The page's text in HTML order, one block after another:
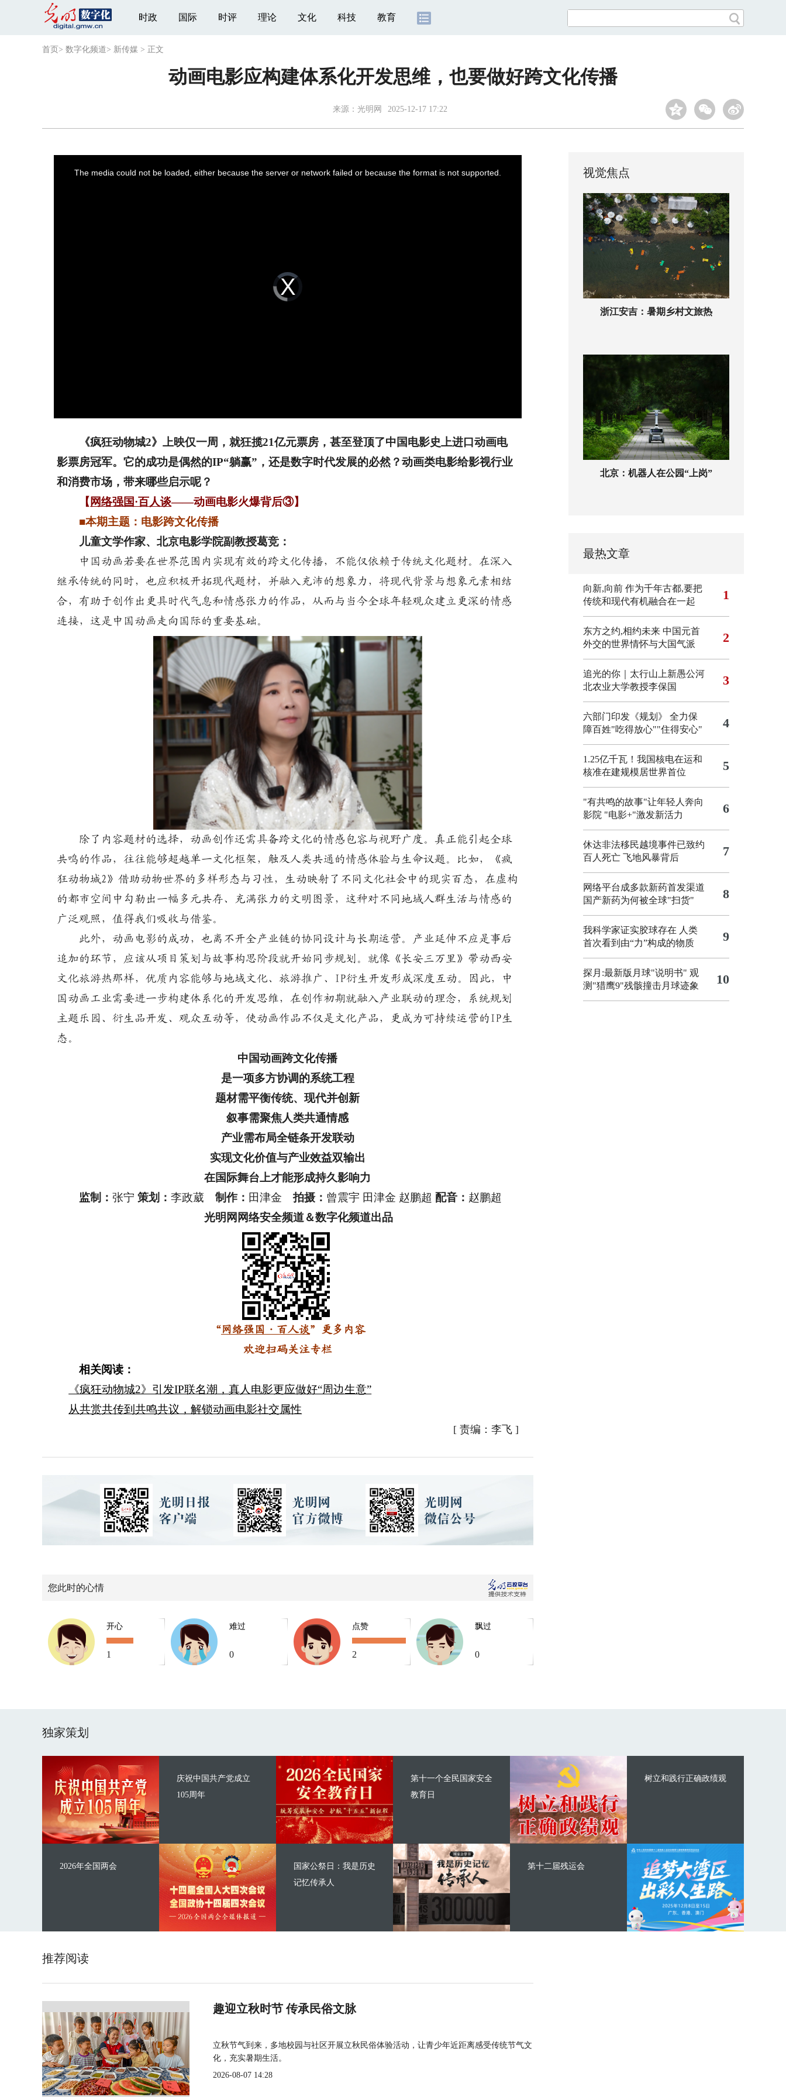
时政 国际 时评 理论 文化 科技 教育
首页 > 数字化频道> 新传媒 > 正文
动画电影应构建体系化开发思维，也要做好跨文化传播
来源： 光明网 2025-12-17 17:22
Video
Player
is
loading.
The media could not be loaded, either because the server or network failed or because the format is not supported.
《疯狂动物城2》上映仅一周，就狂揽21亿元票房，甚至登顶了中国电影史上进口动画电
影票房冠军。它的成功是偶然的IP“躺赢”，还是数字时代发展的必然？动画类电影给影视行业
和消费市场，带来哪些启示呢？
【 网络强国·百人谈——动画电影火爆背后③】
■本期主题：电影跨文化传播
儿童文学作家、北京电影学院副教授葛竞：
中国动画若要在世界范围内实现有效的跨文化传播，不能仅依赖于传统文化题材。在深入
继承传统的同时，也应积极开拓现代题材，并融入充沛的想象力，将现代背景与想象元素相结
合，有助于创作出更具时代气息和情感张力的作品，从而与当今全球年轻观众建立更深的情感
连接，这是中国动画走向国际的重要基础。
除了内容题材的选择，动画创作还需具备跨文化的情感包容与视野广度。真正能引起全球
共鸣的作品，往往能够超越单一文化框架，触及人类共通的情感体验与生命议题。比如，《疯
狂动物城2》借助动物世界的多样形态与习性，生动映射了不同文化社会中的现实百态，在虚构
的都市空间中勾勒出一幅多元共存、充满张力的文明图景，这种对不同地域人群生活与情感的
广泛观照，值得我们吸收与借鉴。
此外，动画电影的成功，也离不开全产业链的协同设计与长期运营。产业延伸不应是事后
追加的环节，应该从项目策划与故事构思阶段就开始同步规划。就像《长安三万里》带动西安
文化旅游热那样，优质内容能够与地域文化、旅游推广、IP衍生开发形成深度互动。因此，中
国动画工业需要进一步构建体系化的开发思维，在创作初期就融入产业联动的理念，系统规划
主题乐园、衍生品开发、观众互动等，使动画作品不仅是文化产品，更成为可持续运营的IP生
态。
中国动画跨文化传播
是一项多方协调的系统工程
题材需平衡传统、现代并创新
叙事需聚焦人类共通情感
产业需布局全链条开发联动
实现文化价值与产业效益双输出
在国际舞台上才能形成持久影响力
监制：张宁策划：李政葳制作： 田津金拍摄： 曾震宇 田津金 赵鹏超 配音： 赵鹏超
光明网网络安全频道＆数字化频道出品
“网络强国·百人谈”更多内容
欢迎扫码关注专栏
相关阅读：
《疯狂动物城2》引发IP联名潮，真人电影更应做好“周边生意”
从共赏共传到共鸣共议，解锁动画电影社交属性
[ 责编：李飞 ]
您此时的心情
开心
1
难过
0
点赞
2
飘过
0
视觉焦点
浙江安吉：暑期乡村文旅热
北京：机器人在公园“上岗”
最热文章
向新,向前 作为千年古都,要把
传统和现代有机融合在一起
1
东方之约,相约未来 中国元首
外交的世界情怀与大国气派
2
追光的你｜太行山上新愚公河
北农业大学教授李保国
3
六部门印发《规划》 全力保
障百姓"吃得放心""住得安心"
4
1.25亿千瓦！我国核电在运和
核准在建规模居世界首位
5
"有共鸣的故事"让年轻人奔向
影院 "电影+"激发新活力 6
休达非法移民越境事件已致约
百人死亡 飞地风暴背后 7
网络平台成多款新药首发渠道
国产新药为何被全球"扫货"
8
我科学家证实胶球存在 人类
首次看到由“力”构成的物质
9
探月:最新版月球"说明书" 观
测"猎鹰9"残骸撞击月球迹象
10
独家策划
庆祝中国共产党成立
105周年
2026年全国两会
第十一个全民国家安全
教育日
国家公祭日：我是历史
记忆传承人
树立和践行正确政绩观
第十二届残运会
推荐阅读
趣迎立秋时节 传承民俗文脉
立秋节气到来，多地校园与社区开展立秋民俗体验活动，让青少年近距离感受传统节气文
化，充实暑期生活。
2026-08-07 14:28